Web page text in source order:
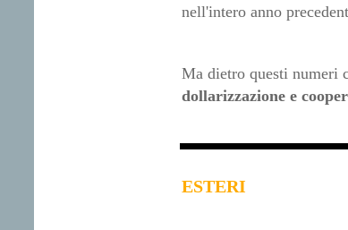
nell'intero anno
Ma dietro questi numeri
dollarizzazione e
ESTERI